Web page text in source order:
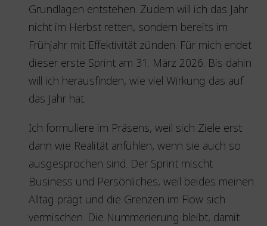
Grundlagen entstehen. Zudem will ich das Jahr
nicht im Herbst retten, sondern bereits im
Frühjahr mit Effektivität zünden. Für mich endet
dieser erste Sprint am 31. März 2026. Bis dahin
will ich herausfinden, wie viel Wirkung das auf
das Jahr hat.
Ich formuliere im Präsens, weil sich Ziele erst
dann wie Realität anfühlen, wenn sie auch so
ausgesprochen sind. Der Sprint mischt
Business und Persönliches, weil beides meinen
Alltag prägt und die Grenzen im Flow sich
vermischen. Die Nummerierung bleibt, damit